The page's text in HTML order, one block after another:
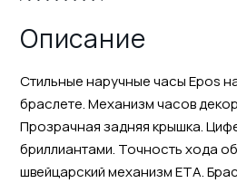
Описание
Стильные наручные часы Epos
браслете. Механизм часов
Прозрачная задняя крышка.
бриллиантами. Точность хода
швейцарский механизм ETA.